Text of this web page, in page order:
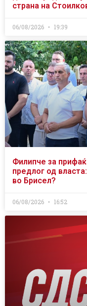
страна на
06/08/2026 19:39
Филипче за
предлог од
во Брисел?
06/08/2026 16:52